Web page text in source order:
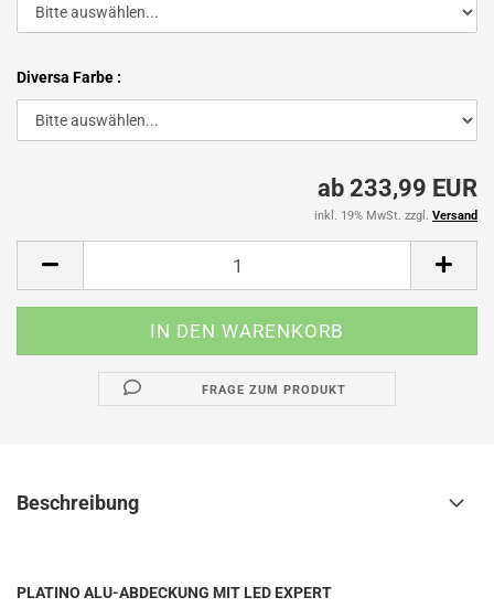
Diversa Farbe :
ab 233,99 EUR
inkl. 19% MwSt. zzgl. Versand
FRAGE ZUM PRODUKT
Beschreibung
PLATINO ALU-ABDECKUNG MIT LED EXPERT